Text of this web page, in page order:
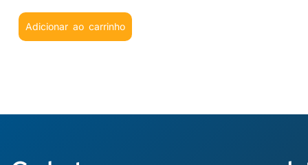
Adicionar ao carrinho